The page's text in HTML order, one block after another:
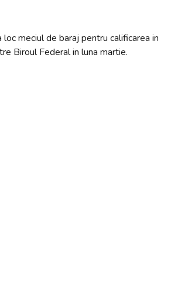
meciul de baraj pentru calificarea in
Biroul Federal in luna martie.